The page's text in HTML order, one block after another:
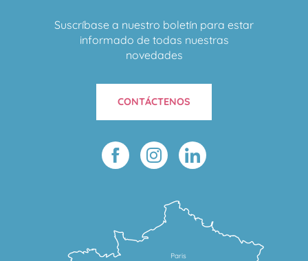
Suscríbase a nuestro boletín para estar
informado de todas nuestras
novedades
CONTÁCTENOS
Paris